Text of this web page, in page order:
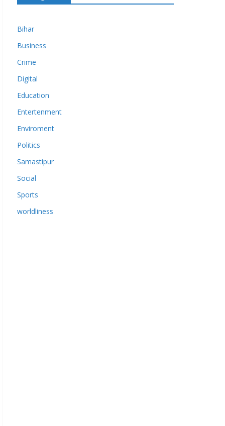
Bihar
Business
Crime
Digital
Education
Entertenment
Enviroment
Politics
Samastipur
Social
Sports
worldliness